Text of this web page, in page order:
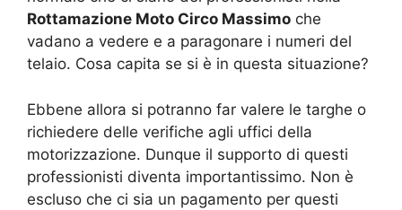
Rottamazione Moto Circo Massimo che
vadano a vedere e a paragonare i numeri del
telaio. Cosa capita se si è in questa situazione?
Ebbene allora si potranno far valere le targhe o
richiedere delle verifiche agli uffici della
motorizzazione. Dunque il supporto di questi
professionisti diventa importantissimo. Non è
escluso che ci sia un pagamento per questi